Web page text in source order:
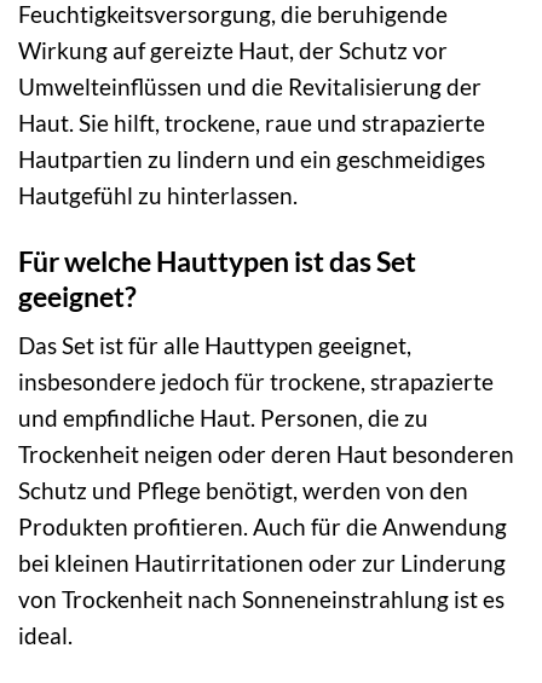
Feuchtigkeitsversorgung, die beruhigende
Wirkung auf gereizte Haut, der Schutz vor
Umwelteinflüssen und die Revitalisierung der
Haut. Sie hilft, trockene, raue und strapazierte
Hautpartien zu lindern und ein geschmeidiges
Hautgefühl zu hinterlassen.
Für welche Hauttypen ist das Set
geeignet?
Das Set ist für alle Hauttypen geeignet,
insbesondere jedoch für trockene, strapazierte
und empfindliche Haut. Personen, die zu
Trockenheit neigen oder deren Haut besonderen
Schutz und Pflege benötigt, werden von den
Produkten profitieren. Auch für die Anwendung
bei kleinen Hautirritationen oder zur Linderung
von Trockenheit nach Sonneneinstrahlung ist es
ideal.